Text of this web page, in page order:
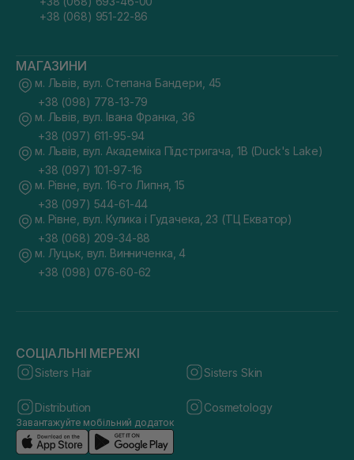
+38 (068) 951-22-86
МАГАЗИНИ
м. Львів, вул. Степана Бандери, 45
+38 (098) 778-13-79
м. Львів, вул. Івана Франка, 36
+38 (097) 611-95-94
м. Львів, вул. Академіка Підстригача, 1В (Duck's Lake)
+38 (097) 101-97-16
м. Рівне, вул. 16-го Липня, 15
+38 (097) 544-61-44
м. Рівне, вул. Кулика і Гудачека, 23 (ТЦ Екватор)
+38 (068) 209-34-88
м. Луцьк, вул. Винниченка, 4
+38 (098) 076-60-62
СОЦІАЛЬНІ МЕРЕЖІ
Sisters Hair Sisters Skin
Distribution Cosmetology
Завантажуйте мобільний додаток